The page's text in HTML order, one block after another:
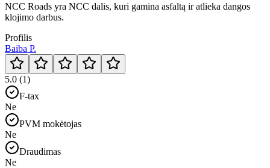
NCC Roads yra NCC dalis, kuri gamina asfaltą ir atlieka dangos
klojimo darbus.
Profilis
Baiba P.
5.0 (1)
F-tax
Ne
PVM mokėtojas
Ne
Draudimas
Ne